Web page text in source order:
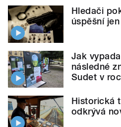
Hledači
úspěšní
Jak
následné
Sudet v
Historická
odkrývá